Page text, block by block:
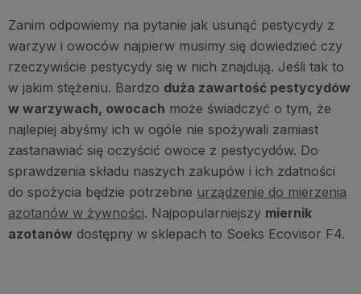
Zanim odpowiemy na pytanie jak usunąć pestycydy z
warzyw i owoców najpierw musimy się dowiedzieć czy
rzeczywiście pestycydy się w nich znajdują. Jeśli tak to
w jakim stężeniu. Bardzo duża zawartość pestycydów
w warzywach, owocach może świadczyć o tym, że
najlepiej abyśmy ich w ogóle nie spożywali zamiast
zastanawiać się oczyścić owoce z pestycydów. Do
sprawdzenia składu naszych zakupów i ich zdatności
do spożycia będzie potrzebne urządzenie do mierzenia
azotanów w żywności. Najpopularniejszy miernik
azotanów dostępny w sklepach to Soeks Ecovisor F4.